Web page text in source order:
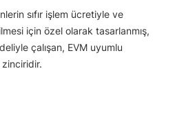
sıfır işlem ücretiyle ve
için özel olarak tasarlanmış,
çalışan, EVM uyumlu
zinciridir.